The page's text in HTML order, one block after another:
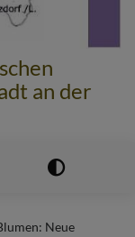
an der
Neue